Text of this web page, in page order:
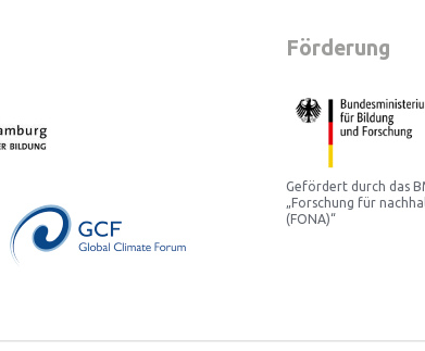
Förderung
Gefördert durch das
„Forschung für
(FONA)“